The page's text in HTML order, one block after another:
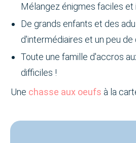
Mélangez énigmes faciles et
De grands enfants et des
d'intermédiaires et un peu de
Toute une famille d'accros
difficiles !
Une chasse aux oeufs à la